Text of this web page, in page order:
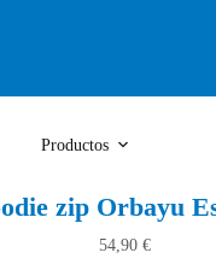
Productos
zip Orbayu
54,90 €